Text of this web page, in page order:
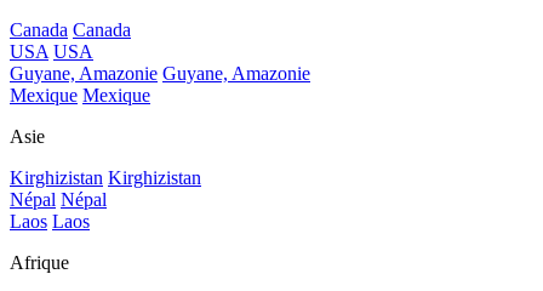
Canada Canada
USA USA
Guyane, Amazonie Guyane, Amazonie
Mexique Mexique
Asie
Kirghizistan Kirghizistan
Népal Népal
Laos Laos
Afrique